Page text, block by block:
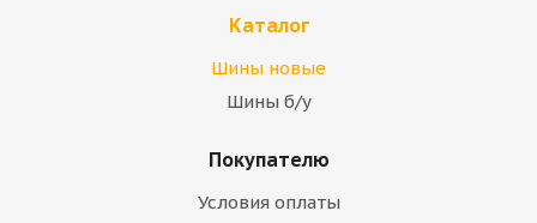
Каталог
Шины новые
Шины б/у
Покупателю
Условия оплаты